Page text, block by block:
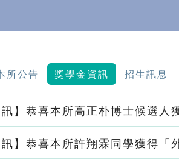
所公告 獎學金資訊 招生訊息
訊】恭喜本所高正朴博士候選
訊】恭喜本所許翔霖同學獲得「